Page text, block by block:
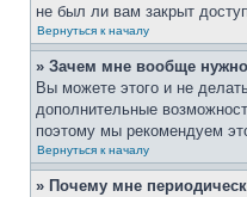
не был ли вам закрыт
Вернуться к началу
» Зачем мне вообще нужно
Вы можете этого и не
дополнительные
поэтому мы рекомендуем
Вернуться к началу
» Почему мне